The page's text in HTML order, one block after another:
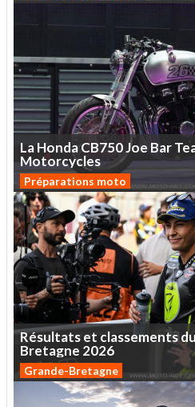
LaHondaCB750JoeBar
Motorcycles
Préparations moto
Résultatset classementsdu
Bretagne 2026
Grande-Bretagne